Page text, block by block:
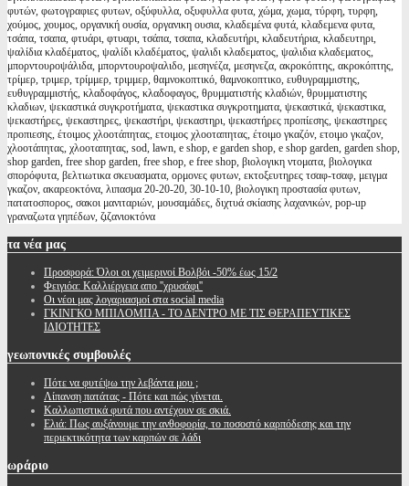
φυτών, φωτογραφιες φυτων, οξύφυλλα, οξυφυλλα φυτα, χώμα, χωμα, τύρφη, τυρφη,
χούμος, χουμος, οργανική ουσία, οργανικη ουσια, κλαδεμένα φυτά, κλαδεμενα φυτα,
τσάπα, τσαπα, φτυάρι, φτυαρι, τσάπα, τσαπα, κλαδευτήρι, κλαδευτήρια, κλαδευτηρι,
ψαλίδια κλαδέματος, ψαλίδι κλαδέματος, ψαλιδι κλαδεματος, ψαλιδια κλαδεματος,
μπορντουροψάλιδα, μπορντουροψαλιδο, μεσηνέζα, μεσηνεζα, ακροκόπτης, ακροκόπτης,
τρίμερ, τριμερ, τρίμμερ, τριμμερ, θαμνοκοπτικό, θαμνοκοπτικο, ευθυγραμμιστης,
ευθυγραμμιστής, κλαδοφάγος, κλαδοφαγος, θρυμματιστής κλαδιών, θρυμματιστης
κλαδιων, ψεκαστικά συγκροτήματα, ψεκαστικα συγκροτηματα, ψεκαστικά, ψεκαστικα,
ψεκαστήρες, ψεκαστηρες, ψεκαστήρι, ψεκαστηρι, ψεκαστήρες προπίεσης, ψεκαστηρες
προπιεσης, έτοιμος χλοοτάπητας, ετοιμος χλοοταπητας, έτοιμο γκαζόν, ετοιμο γκαζον,
χλοοτάπητας, χλοοταπητας, sod, lawn, e shop, e garden shop, e shop garden, garden shop,
shop garden, free shop garden, free shop, e free shop, βιολογικη ντοματα, βιολογικα
σπορόφυτα, βελτιωτικα σκευασματα, ορμονες φυτων, εκτοξευτηρες τσαφ-τσαφ, μειγμα
γκαζον, ακαρεοκτόνα, λιπασμα 20-20-20, 30-10-10, βιολογικη προστασία φυτων,
πατατοσπορος, σακοι μανιταριών, μουσαμάδες, διχτυά σκίασης λαχανικών, pop-up
γραναζωτα γηπέδων, ζιζανιοκτόνα
τα νέα μας
Προσφορά: Όλοι οι χειμερινοί Βολβόι -50% έως 15/2
Φειγιόα: Καλλιέργεια απο ''χρυσάφι''
Oι νέοι μας λογαριασμοί στα social media
ΓΚΙΝΓΚΟ ΜΠΙΛΟΜΠΑ - ΤΟ ΔΕΝΤΡΟ ΜΕ ΤΙΣ ΘΕΡΑΠΕΥΤΙΚΕΣ
ΙΔΙΟΤΗΤΕΣ
γεωπονικές συμβουλές
Πότε να φυτέψω την λεβάντα μου ;
Λίπανση πατάτας - Πότε και πώς γίνεται.
Καλλωπιστικά φυτά που αντέχουν σε σκιά.
Ελιά: Πως αυξάνουμε την ανθοφορία, το ποσοστό καρπόδεσης και την
περιεκτικότητα των καρπών σε λάδι
ωράριο